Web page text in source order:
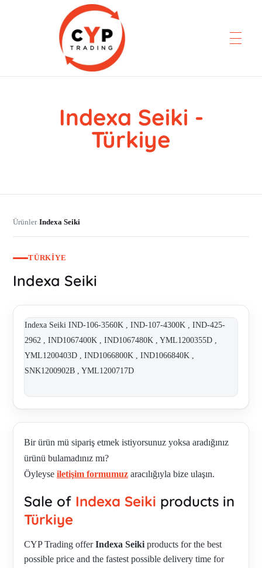
CYP Trading
Professionelle Ersatzteilbeschaffung
Indexa Seiki -
Türkiye
Ürünler›Indexa Seiki
TÜRKIYE
Indexa Seiki
Indexa Seiki IND-106-3560K , IND-107-4300K , IND-425-
2962 , IND1067400K , IND1067480K , YML1200355D ,
YML1200403D , IND1066800K , IND1066840K ,
SNK1200902B , YML1200717D
Bir ürün mü sipariş etmek istiyorsunuz yoksa aradığınız
ürünü bulamadınız mı?
Öyleyse iletişim formumuz aracılığıyla bize ulaşın.
Sale of Indexa Seiki products in
Türkiye
CYP Trading offerIndexa Seiki products for the best
possible price and the fastest possible delivery time for